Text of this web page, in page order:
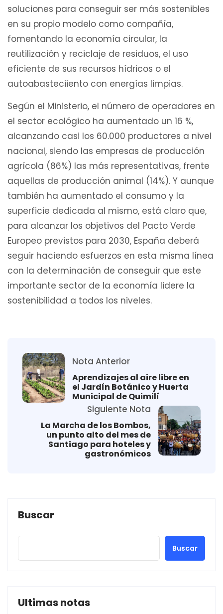
soluciones para conseguir ser más sostenibles
en su propio modelo como compañía,
fomentando la economía circular, la
reutilización y reciclaje de residuos, el uso
eficiente de sus recursos hídricos o el
autoabasteciiento con energías limpias.
Según el Ministerio, el número de operadores en
el sector ecológico ha aumentado un 16 %,
alcanzando casi los 60.000 productores a nivel
nacional, siendo las empresas de producción
agrícola (86%) las más representativas, frente
aquellas de producción animal (14%). Y aunque
también ha aumentado el consumo y la
superficie dedicada al mismo, está claro que,
para alcanzar los objetivos del Pacto Verde
Europeo previstos para 2030, España deberá
seguir haciendo esfuerzos en esta misma línea
con la determinación de conseguir que este
importante sector de la economía lidere la
sostenibilidad a todos los niveles.
Nota Anterior
Aprendizajes al aire libre en
el Jardín Botánico y Huerta
Municipal de Quimilí
Siguiente Nota
La Marcha de los Bombos,
un punto alto del mes de
Santiago para hoteles y
gastronómicos
Buscar
Buscar
Ultimas notas